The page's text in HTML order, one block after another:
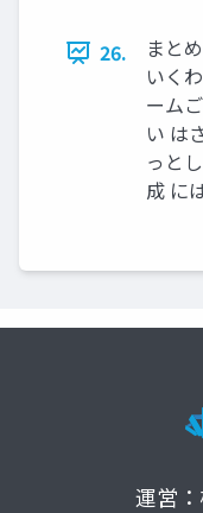
26.
まと
いく
ーム
い は
っと
成 に
運営